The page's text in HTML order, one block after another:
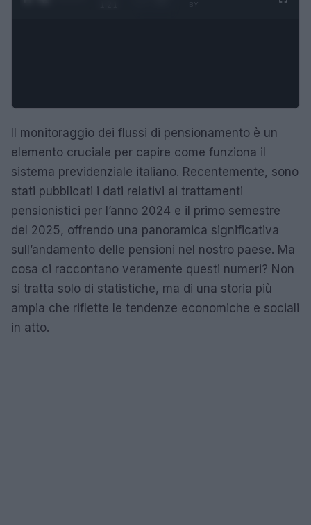
Il monitoraggio dei flussi di pensionamento è un
elemento cruciale per capire come funziona il
sistema previdenziale italiano. Recentemente, sono
stati pubblicati i dati relativi ai trattamenti
pensionistici per l’anno 2024 e il primo semestre
del 2025, offrendo una panoramica significativa
sull’andamento delle pensioni nel nostro paese. Ma
cosa ci raccontano veramente questi numeri? Non
si tratta solo di statistiche, ma di una storia più
ampia che riflette le tendenze economiche e sociali
in atto.